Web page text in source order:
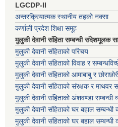
LGCDP-II
अन्तरक्रियात्मक स्थानीय तहको नक्सा
कर्णाली प्रदेश शिक्षा समूह
मुलुकी देवानी संहिता सम्बन्धी संदेशमूलक
मुलुकी देवानी संहिताको परिचय
मुलुकी देवानी संहिताको विवाह र
मुलुकी देवानी संहिताको आमाबाबु र
मुलुकी देवानी संहिताको संरक्षक र माथवर
मुलुकी देवानी संहिताको अंशवण्डा सम्बन्धी
मुलुकी देवानी संहिताको घर बहाल सम्बन्धी
मुलुकी देवानी संहिताको घर बहाल सम्बन्धी